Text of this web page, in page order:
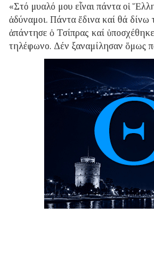
«Στό μυαλό μου εἶναι πάντα οἱ
ἀδύναμοι. Πάντα ἔδινα καί θά δίνω
ἀπάντησε ὁ Τσίπρας καί
τηλέφωνο. Δέν ξαναμίλησαν ὅμως